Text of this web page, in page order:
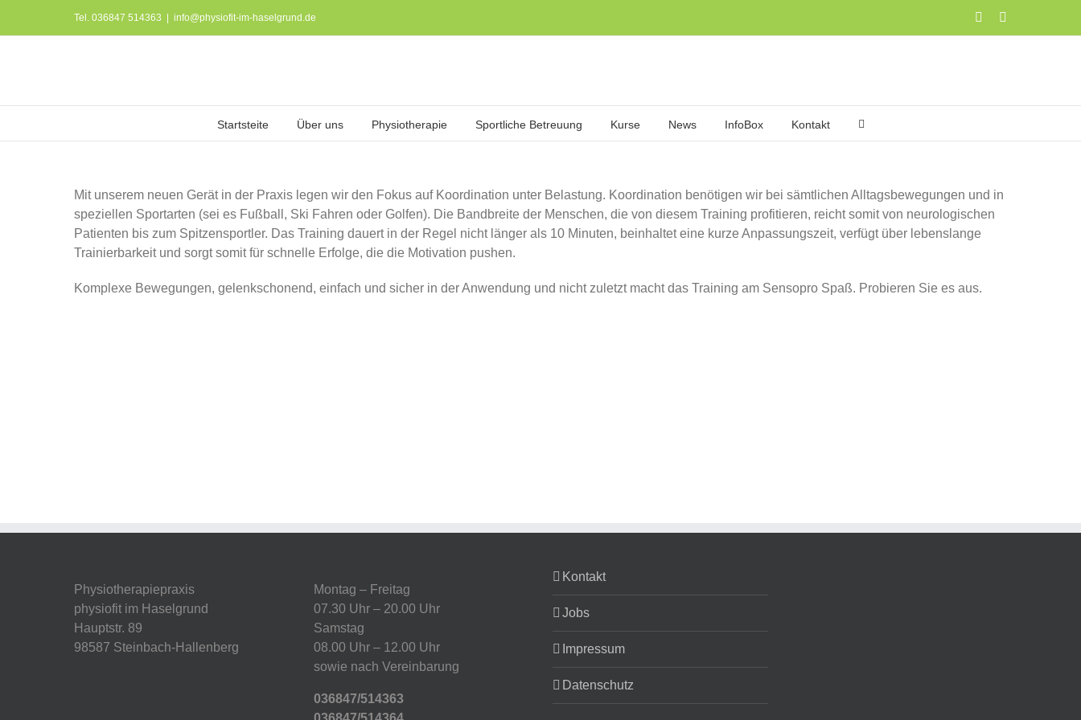
Tel. 036847 514363 info@physiofit-im-haselgrund.de Facebook
Startsteite Über uns Physiotherapie Sportliche Betreuung Kurse News InfoBox Kontakt
Mit unserem neuen Gerät in der Praxis legen wir den Fokus auf Koordination unter Belastung. Koordination benötigen wir bei sämtlichen Alltagsbewegungen und in
speziellen Sportarten (sei es Fußball, Ski Fahren oder Golfen). Die Bandbreite der Menschen, die von diesem Training profitieren, reicht somit von neurologischen
Patienten bis zum Spitzensportler. Das Training dauert in der Regel nicht länger als 10 Minuten, beinhaltet eine kurze Anpassungszeit, verfügt über lebenslange
Trainierbarkeit und sorgt somit für schnelle Erfolge, die die Motivation pushen.
Komplexe Bewegungen, gelenkschonend, einfach und sicher in der Anwendung und nicht zuletzt macht das Training am Sensopro Spaß. Probieren Sie es aus.
Physiotherapiepraxis
physiofit im Haselgrund
Hauptstr. 89
98587 Steinbach-Hallenberg
Montag – Freitag
07.30 Uhr – 20.00 Uhr
Samstag
08.00 Uhr – 12.00 Uhr
sowie nach Vereinbarung
036847/514363
Kontakt
Jobs
Impressum
Datenschutz